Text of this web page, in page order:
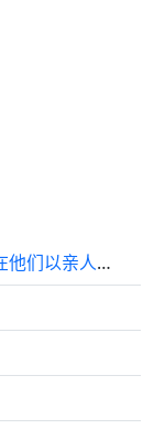
当年的感情风波曾震惊整个娱乐圈，现在他们以亲人的角色一同养育孩子